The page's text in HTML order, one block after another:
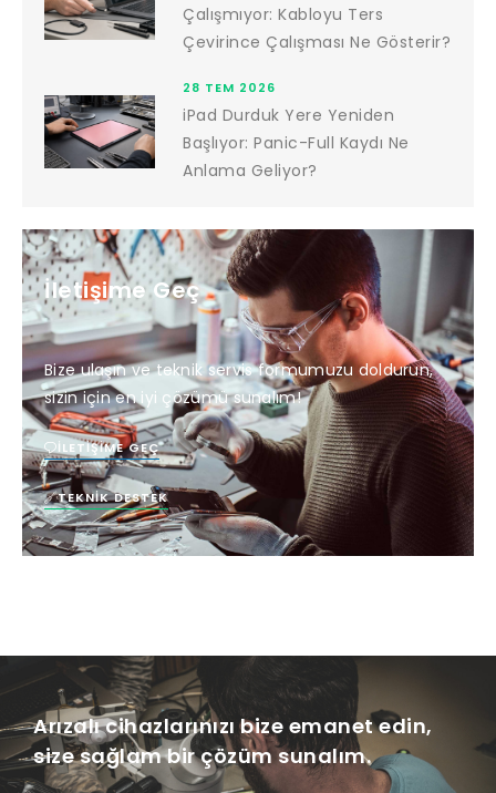
Çalışmıyor: Kabloyu Ters
Çevirince Çalışması Ne Gösterir?
28 TEM 2026
iPad Durduk Yere Yeniden
Başlıyor: Panic-Full Kaydı Ne
Anlama Geliyor?
İletişime Geç
Bize ulaşın ve teknik servis formumuzu doldurun,
sizin için en iyi çözümü sunalım!
İLETIŞIME GEÇ
TEKNIK DESTEK
Arızalı cihazlarınızı bize emanet edin,
size sağlam bir çözüm sunalım.